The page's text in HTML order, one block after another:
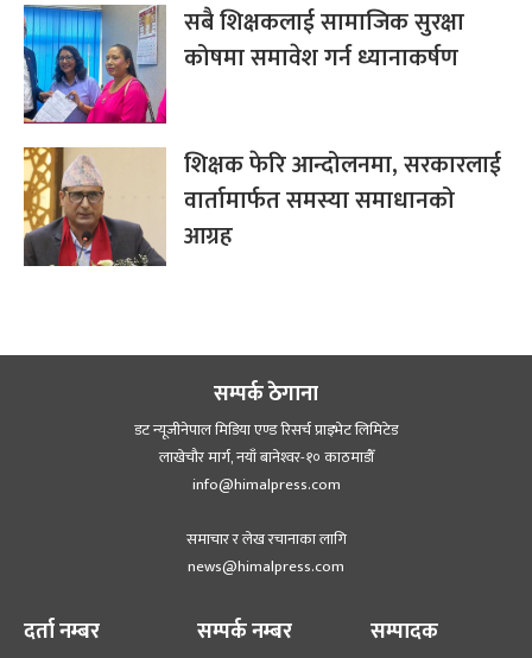
सबै शिक्षकलाई सामाजिक सुरक्षा
कोषमा समावेश गर्न ध्यानाकर्षण
शिक्षक फेरि आन्दोलनमा, सरकारलाई
वार्तामार्फत समस्या समाधानको
आग्रह
सम्पर्क ठेगाना
डट न्यूजीनेपाल मिडिया एण्ड रिसर्च प्राइभेट लिमिटेड
लाखेचौर मार्ग, नयाँ बानेश्‍वर-१० काठमाडौँ
info@himalpress.com
समाचार र लेख रचानाका लागि
news@himalpress.com
दर्ता नम्बर सम्पर्क नम्बर सम्पादक